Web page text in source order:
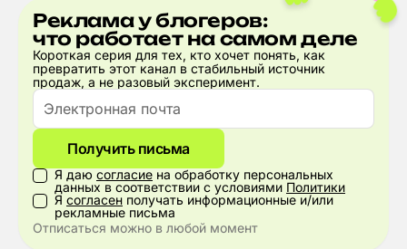
Реклама у блогеров:
что работает на самом деле
Короткая серия для тех, кто хочет понять, как
превратить этот канал в стабильный источник
продаж, а не разовый эксперимент.
Получить письма
Я даю согласие на обработку персональных
данных в соответствии с условиями Политики
Я согласен получать информационные и/или
рекламные письма
Отписаться можно в любой момент